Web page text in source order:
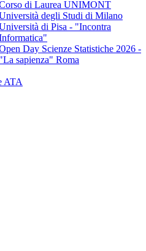
di Laurea UNIMONT
degli Studi di Milano
di Pisa - "Incontra
Day Scienze Statistiche 2026 -
"La sapienza" Roma
ATA